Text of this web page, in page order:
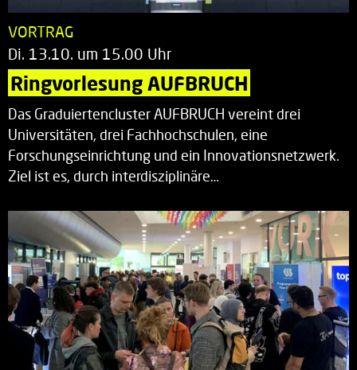
VORTRAG
Di. 13.10. um 15.00 Uhr
Ringvorlesung AUFBRUCH
Das Graduiertencluster AUFBRUCH vereint drei
Universitäten, drei Fachhochschulen, eine
Forschungseinrichtung und ein Innovationsnetzwerk.
Ziel ist es, durch interdisziplinäre…